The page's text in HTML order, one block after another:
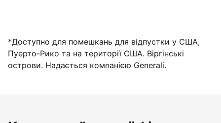
Зареєструвати помешкання вже зараз
*Доступно для помешкань для відпустки у США,
Пуерто-Рико та на території США. Віргінські
острови. Надається компанією Generali.